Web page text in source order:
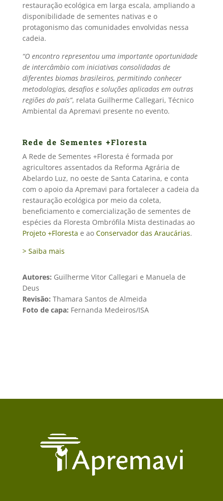
restauração ecológica em larga escala, ampliando a
disponibilidade de sementes nativas e o
protagonismo das comunidades envolvidas nessa
cadeia.
“O encontro representou uma importante oportunidade
de intercâmbio com iniciativas consolidadas de
diferentes biomas brasileiros, permitindo conhecer
metodologias, desafios e soluções aplicadas em outras
regiões do país”, relata Guilherme Callegari, Técnico
Ambiental da Apremavi presente no evento.
Rede de Sementes +Floresta
A Rede de Sementes +Floresta é formada por
agricultores assentados da Reforma Agrária de
Abelardo Luz, no oeste de Santa Catarina, e conta
com o apoio da Apremavi para fortalecer a cadeia da
restauração ecológica por meio da coleta,
beneficiamento e comercialização de sementes de
espécies da Floresta Ombrófila Mista destinadas ao
Projeto +Floresta e ao Conservador das Araucárias.
> Saiba mais
Autores: Guilherme Vitor Callegari e Manuela de
Deus
Revisão: Thamara Santos de Almeida
Foto de capa: Fernanda Medeiros/ISA